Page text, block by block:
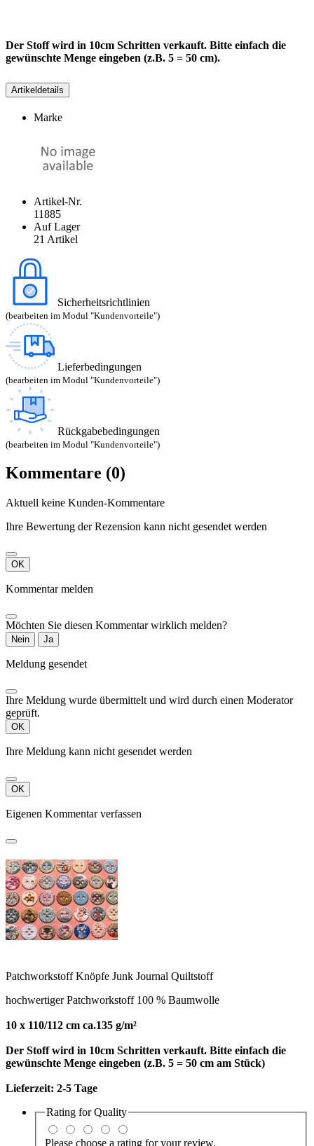
Der Stoff wird in 10cm Schritten verkauft. Bitte einfach die
gewünschte Menge eingeben (z.B. 5 = 50 cm).
Artikeldetails
Marke
Artikel-Nr.
11885
Auf Lager
21 Artikel
Sicherheitsrichtlinien
(bearbeiten im Modul "Kundenvorteile")
Lieferbedingungen
(bearbeiten im Modul "Kundenvorteile")
Rückgabebedingungen
(bearbeiten im Modul "Kundenvorteile")
Kommentare (0)
Aktuell keine Kunden-Kommentare
Ihre Bewertung der Rezension kann nicht gesendet werden
OK
Kommentar melden
Möchten Sie diesen Kommentar wirklich melden?
Nein Ja
Meldung gesendet
Ihre Meldung wurde übermittelt und wird durch einen Moderator
geprüft.
OK
Ihre Meldung kann nicht gesendet werden
OK
Eigenen Kommentar verfassen
Patchworkstoff Knöpfe Junk Journal Quiltstoff
hochwertiger Patchworkstoff 100 % Baumwolle
10 x 110/112 cm ca.135 g/m²
Der Stoff wird in 10cm Schritten verkauft. Bitte einfach die
gewünschte Menge eingeben (z.B. 5 = 50 cm am Stück)
Lieferzeit: 2-5 Tage
Rating forQuality
Please choose a rating for your review.